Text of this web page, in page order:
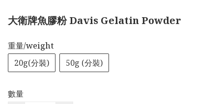
大衛牌魚膠粉 Davis Gelatin Powder
重量/weight
20g(分裝)
50g (分裝)
數量